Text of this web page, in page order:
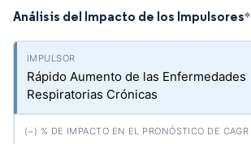
Análisis del Impacto de los Impulsores*
Rápido Aumento de las Enfermedades
Respiratorias Crónicas